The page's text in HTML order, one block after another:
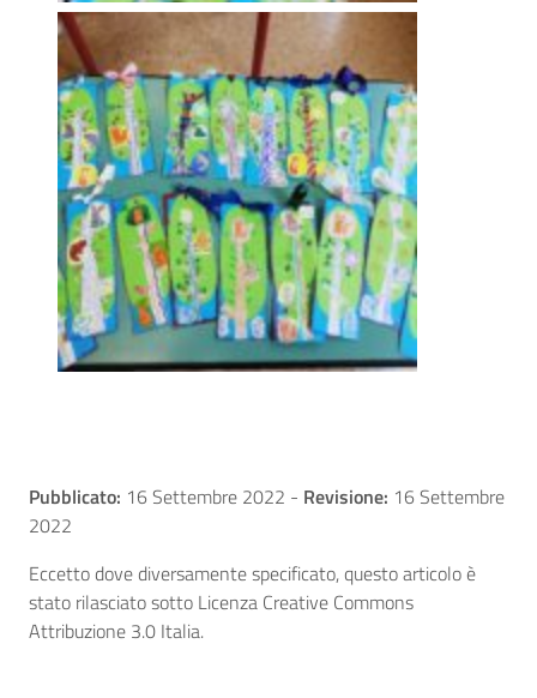
Pubblicato: 16 Settembre 2022 - Revisione: 16 Settembre
2022
Eccetto dove diversamente specificato, questo articolo è
stato rilasciato sotto Licenza Creative Commons
Attribuzione 3.0 Italia.